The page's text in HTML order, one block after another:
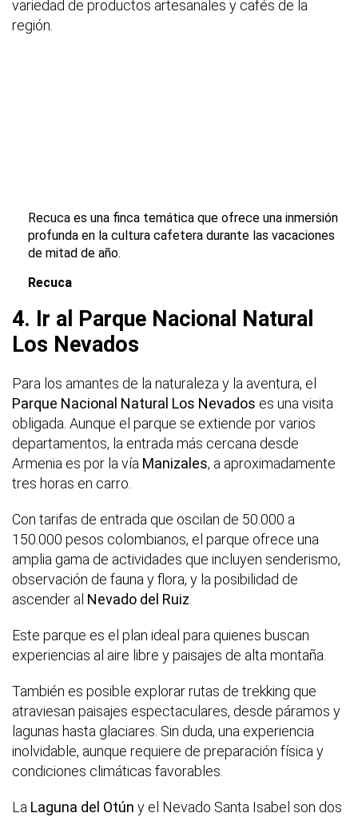
variedad de productos artesanales y cafés de la
región.
Recuca es una finca temática que ofrece una inmersión
profunda en la cultura cafetera durante las vacaciones
de mitad de año.
Recuca
4. Ir al Parque Nacional Natural
Los Nevados
Para los amantes de la naturaleza y la aventura, el
Parque Nacional Natural Los Nevados es una visita
obligada. Aunque el parque se extiende por varios
departamentos, la entrada más cercana desde
Armenia es por la vía Manizales, a aproximadamente
tres horas en carro.
Con tarifas de entrada que oscilan de 50.000 a
150.000 pesos colombianos, el parque ofrece una
amplia gama de actividades que incluyen senderismo,
observación de fauna y flora, y la posibilidad de
ascender al Nevado del Ruiz
Este parque es el plan ideal para quienes buscan
experiencias al aire libre y paisajes de alta montaña.
También es posible explorar rutas de trekking que
atraviesan paisajes espectaculares, desde páramos y
lagunas hasta glaciares. Sin duda, una experiencia
inolvidable, aunque requiere de preparación física y
condiciones climáticas favorables.
La Laguna del Otún y el Nevado Santa Isabel son dos